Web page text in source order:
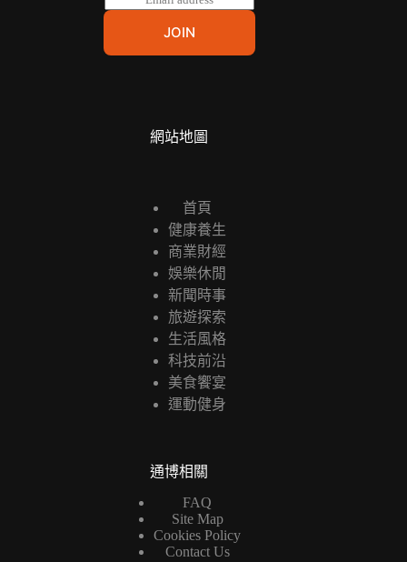
m
l
JOIN
網站地圖
首頁
健康養生
商業財經
娛樂休閒
新聞時事
旅遊探索
生活風格
科技前沿
美食饗宴
運動健身
通博相關
FAQ
Site Map
Cookies Policy
Contact Us